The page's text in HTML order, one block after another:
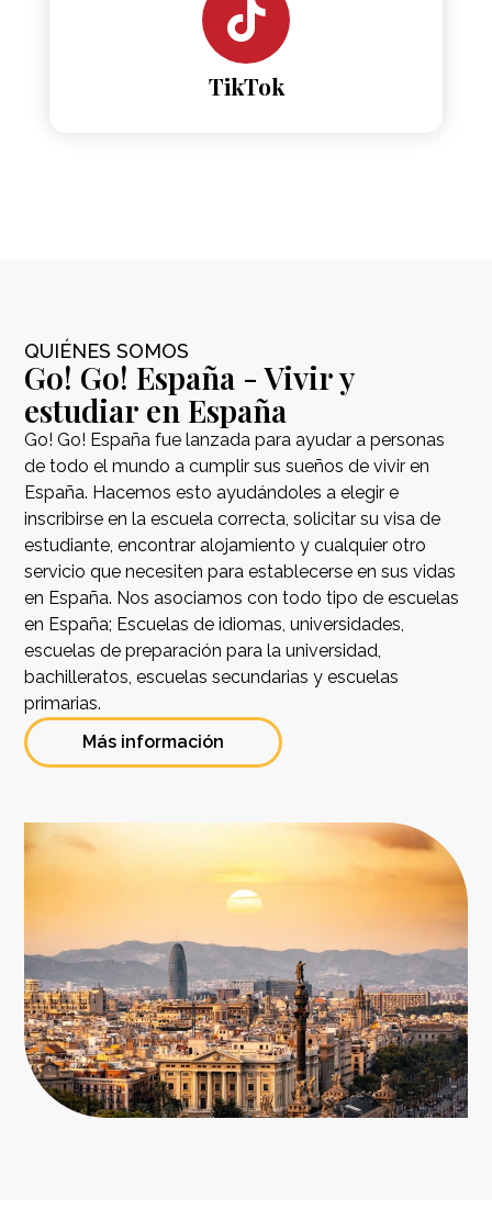
TikTok
QUIÉNES SOMOS
Go! Go! España - Vivir y
estudiar en España
Go! Go! España fue lanzada para ayudar a personas
de todo el mundo a cumplir sus sueños de vivir en
España. Hacemos esto ayudándoles a elegir e
inscribirse en la escuela correcta, solicitar su visa de
estudiante, encontrar alojamiento y cualquier otro
servicio que necesiten para establecerse en sus vidas
en España. Nos asociamos con todo tipo de escuelas
en España; Escuelas de idiomas, universidades,
escuelas de preparación para la universidad,
bachilleratos, escuelas secundarias y escuelas
primarias.
Más información